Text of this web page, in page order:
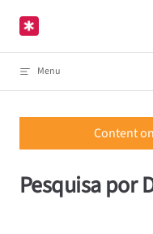
Skip to content
Menu
Content
Pesquisa por